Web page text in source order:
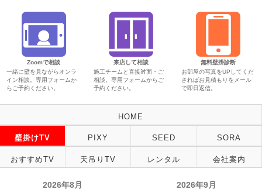
Zoomで相談
一緒に壁を見ながらオンラ
イン相談。専用フォームか
らご予約ください。
来店して相談
施工チームと直接対面・ご
相談。専用フォームからご
予約ください。
無料壁掛診断
お部屋の写真をUPしてくだ
さればお見積もりをメール
で即日返信。
HOME
壁掛けTV PIXY SEED SORA
おすすめTV 天吊りTV レンタル 会社案内
2026年8月 2026年9月